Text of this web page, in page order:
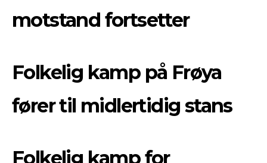
motstand fortsetter
Folkelig kamp på Frøya
fører til midlertidig stans
Folkelig kamp for